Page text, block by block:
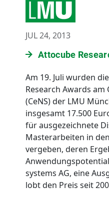
JUL 24, 2013
Attocube
Am 19. Juli wurden
Research Awards
(CeNS) der LMU
insgesamt 17.500
für ausgezeichnete
Masterarbeiten in
vergeben, deren
systems AG, eine
lobt den Preis seit